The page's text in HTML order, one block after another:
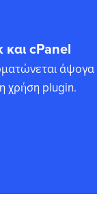
cPanel
άψογα
χρήση plugin.